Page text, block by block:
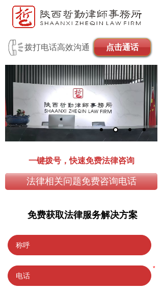
点击通话
拨打电话高效沟通
一键拨号，快速免费法律咨询
法律相关问题免费咨询电话
免费获取法律服务解决方案
*